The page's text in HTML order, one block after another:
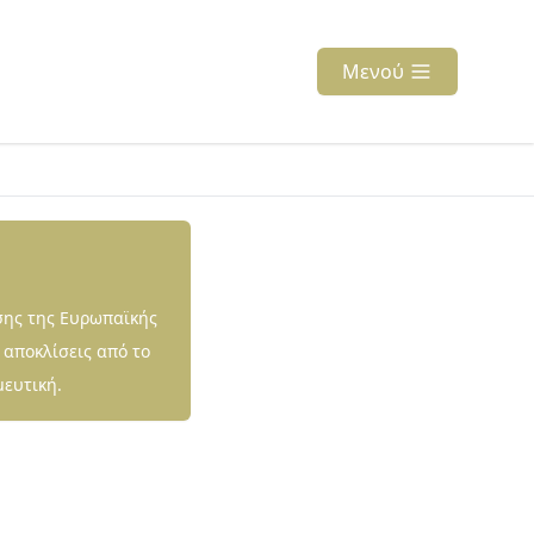
Μενού
της Ευρωπαϊκής
από το